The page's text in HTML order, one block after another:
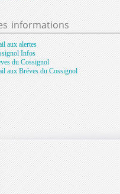
informations
aux alertes
Infos
du Cossignol
aux Bréves du Cossignol